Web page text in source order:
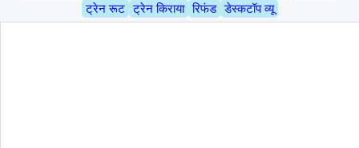
ट्रेन रूट ट्रेन किराया रिफंड डेस्कटॉप व्यू